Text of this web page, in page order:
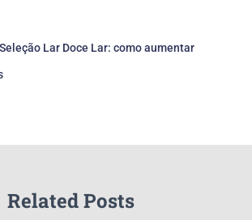
Lar Doce Lar: como aumentar
Related Posts